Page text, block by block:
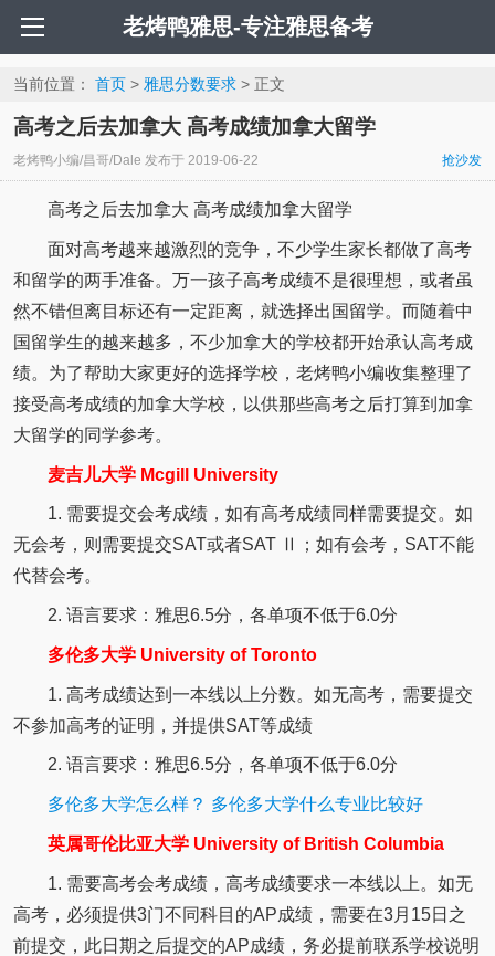
老烤鸭雅思-专注雅思备考
当前位置： 首页> 雅思分数要求> 正文
高考之后去加拿大 高考成绩加拿大留学
老烤鸭小编/昌哥/Dale 发布于 2019-06-22 抢沙发
高考之后去加拿大 高考成绩加拿大留学
面对高考越来越激烈的竞争，不少学生家长都做了高考
和留学的两手准备。万一孩子高考成绩不是很理想，或者虽
然不错但离目标还有一定距离，就选择出国留学。而随着中
国留学生的越来越多，不少加拿大的学校都开始承认高考成
绩。为了帮助大家更好的选择学校，老烤鸭小编收集整理了
接受高考成绩的加拿大学校，以供那些高考之后打算到加拿
大留学的同学参考。
麦吉儿大学 Mcgill University
1. 需要提交会考成绩，如有高考成绩同样需要提交。如
无会考，则需要提交SAT或者SAT Ⅱ；如有会考，SAT不能
代替会考。
2. 语言要求：雅思6.5分，各单项不低于6.0分
多伦多大学 University of Toronto
1. 高考成绩达到一本线以上分数。如无高考，需要提交
不参加高考的证明，并提供SAT等成绩
2. 语言要求：雅思6.5分，各单项不低于6.0分
多伦多大学怎么样？ 多伦多大学什么专业比较好
英属哥伦比亚大学 University of British Columbia
1. 需要高考会考成绩，高考成绩要求一本线以上。如无
高考，必须提供3门不同科目的AP成绩，需要在3月15日之
前提交，此日期之后提交的AP成绩，务必提前联系学校说明